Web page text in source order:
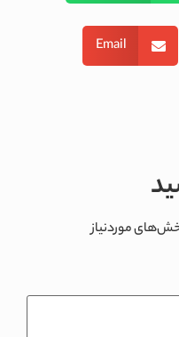
Email
موردنیاز